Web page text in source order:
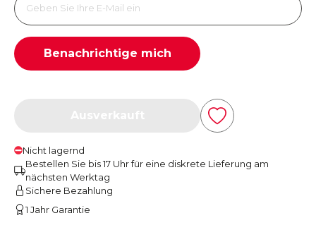
Benachrichtige mich
Nicht lagernd
Bestellen Sie bis 17 Uhr für eine diskrete Lieferung am
nächsten Werktag
Sichere Bezahlung
1 Jahr Garantie